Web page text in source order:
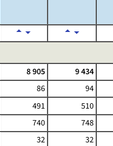
8 905 9 434
86 94
491 510
740 748
32 32